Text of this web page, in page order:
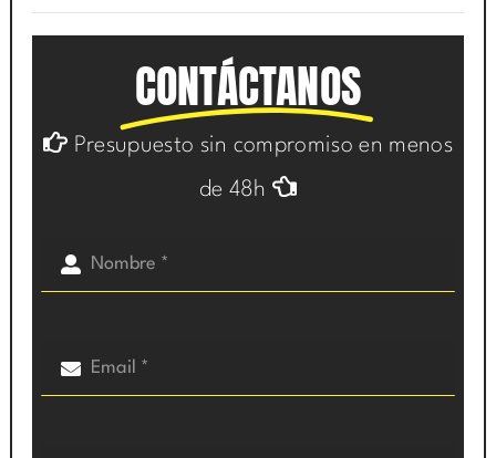
CONTÁCTANOS
Presupuesto sin compromiso en menos
de 48h